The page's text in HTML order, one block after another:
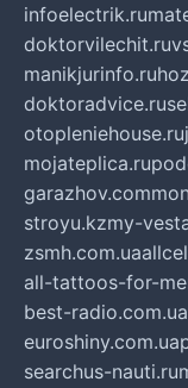
infoelectrik.ru
doktorvilechit.ru
manikjurinfo.ru
doktoradvice.ru
otopleniehouse.ru
mojateplica.ru
garazhov.com
stroyu.kzmy-
zsmh.com.ua
all-tattoos-for-
best-radio.com.ua
euroshiny.com.ua
searchus-nauti.ru